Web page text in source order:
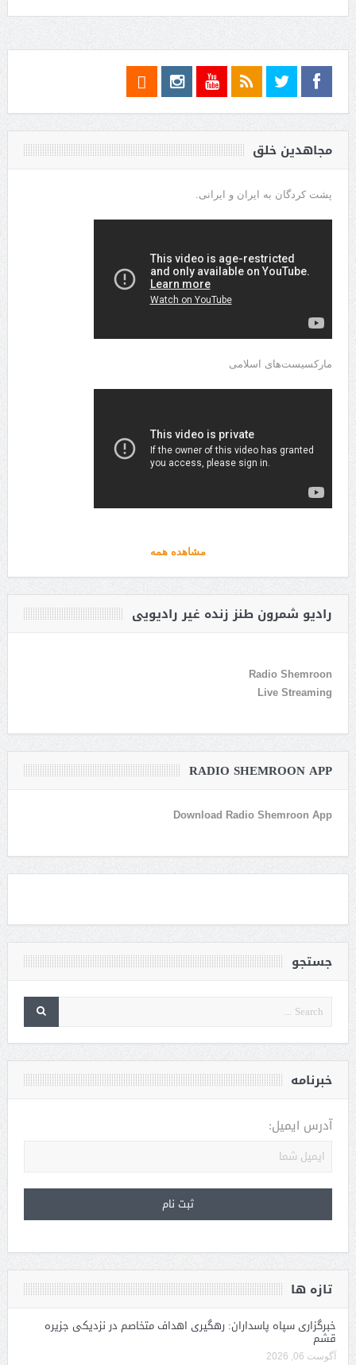
مجاهدین خلق
پشت کردگان به ایران و ایرانی.
مارکسیست‌های اسلامی
مشاهده همه
رادیو شمرون طنز زنده غیر رادیویی
Radio Shemroon
Live Streaming
RADIO SHEMROON APP
Download Radio Shemroon App
جستجو
خبرنامه
آدرس ایمیل:
تازه ها
خبرگزاری سپاه پاسداران: رهگیری اهداف متخاصم در نزدیکی جزیره
قشم
آگوست 06, 2026